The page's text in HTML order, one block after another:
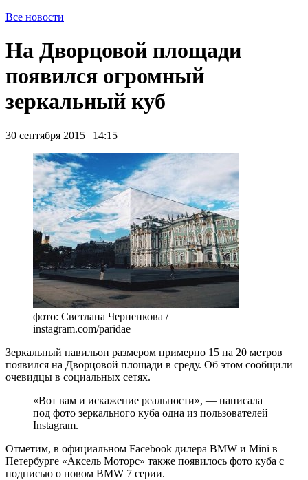
Все новости
На Дворцовой площади
появился огромный
зеркальный куб
30 сентября 2015 | 14:15
фото: Светлана Черненкова /
instagram.com/paridae
Зеркальный павильон размером примерно 15 на 20 метров
появился на Дворцовой площади в среду. Об этом сообщили
очевидцы в социальных сетях.
«Вот вам и искажение реальности», — написала
под фото зеркального куба одна из пользователей
Instagram.
Отметим, в официальном Facebook дилера BMW и Mini в
Петербурге «Аксель Моторс» также появилось фото куба с
подписью о новом BMW 7 серии.